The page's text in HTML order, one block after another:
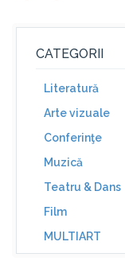
CATEGORII
Literatură
Arte vizuale
Conferinţe
Muzică
Teatru & Dans
Film
MULTIART